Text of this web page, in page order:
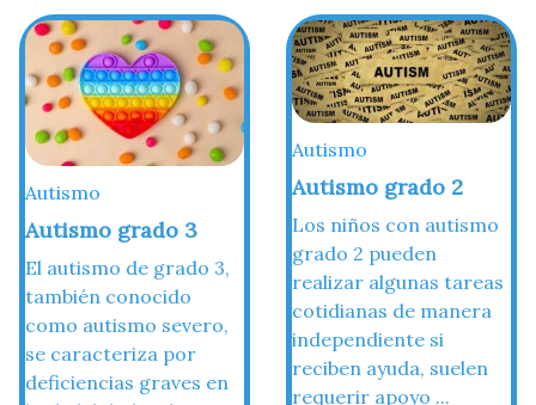
Autismo
Autismo grado 3
El autismo de grado 3,
también conocido
como autismo severo,
se caracteriza por
deficiencias graves en
Autismo
Autismo grado 2
Los niños con autismo
grado 2 pueden
realizar algunas tareas
cotidianas de manera
independiente si
reciben ayuda, suelen
requerir apoyo ...